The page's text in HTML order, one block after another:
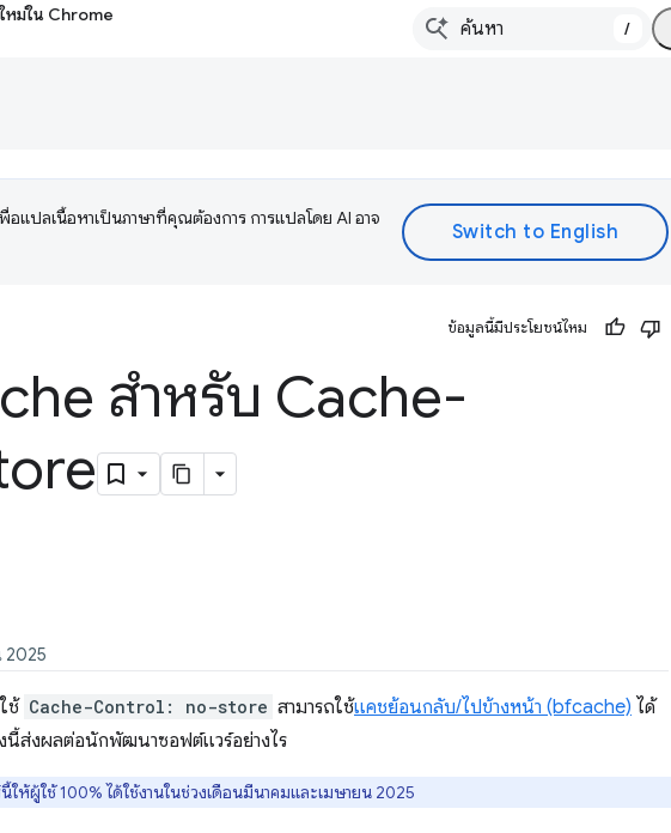
ใหม่ใน Chrome
/
อแปลเนื้อหาเป็นภาษาที่คุณต้องการ การแปลโดย AI อาจ
ข้อมูลนี้มีประโยชน์ไหม
สำหรับ Cache-
2025
ช้ Cache-Control: no-store สามารถใช้แคชย้อนกลับ/ไปข้างหน้า (bfcache) ได้
นี้ส่งผลต่อนักพัฒนาซอฟต์แวร์อย่างไร
ห้ผู้ใช้ 100% ได้ใช้งานในช่วงเดือนมีนาคมและเมษายน 2025